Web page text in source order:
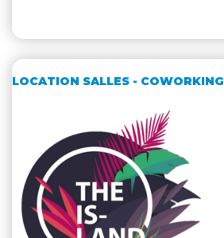
LOCATION SALLES - COWORKING